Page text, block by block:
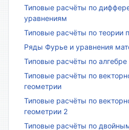
Типовые расчёты по
уравнениям
Типовые расчёты по теории
Ряды Фурье и уравнения
Типовые расчёты по алгебре
Типовые расчёты по
геометрии
Типовые расчёты по
геометрии 2
Типовые расчёты по